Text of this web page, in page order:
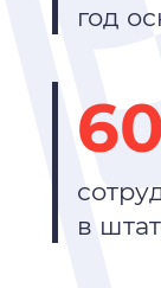
год
60
в